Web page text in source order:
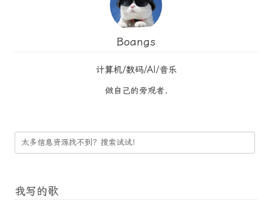
Boangs
计算机/数码/AI/音乐
做自己的旁观者.
我写的歌